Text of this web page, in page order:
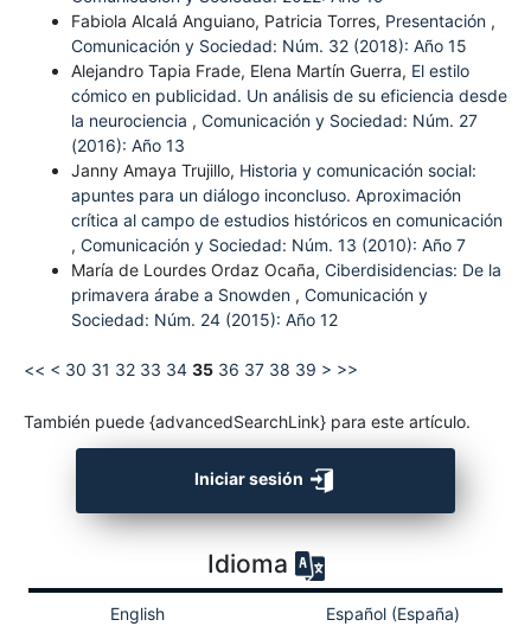
Fabiola Alcalá Anguiano, Patricia Torres, Presentación ,
Comunicación y Sociedad: Núm. 32 (2018): Año 15
Alejandro Tapia Frade, Elena Martín Guerra, El estilo
cómico en publicidad. Un análisis de su eficiencia desde
la neurociencia , Comunicación y Sociedad: Núm. 27
(2016): Año 13
Janny Amaya Trujillo, Historia y comunicación social:
apuntes para un diálogo inconcluso. Aproximación
crítica al campo de estudios históricos en comunicación
, Comunicación y Sociedad: Núm. 13 (2010): Año 7
María de Lourdes Ordaz Ocaña, Ciberdisidencias: De la
primavera árabe a Snowden , Comunicación y
Sociedad: Núm. 24 (2015): Año 12
<< < 30 31 32 33 34 35 36 37 38 39 > >>
También puede {advancedSearchLink} para este artículo.
Iniciar sesión
Idioma
English Español (España)